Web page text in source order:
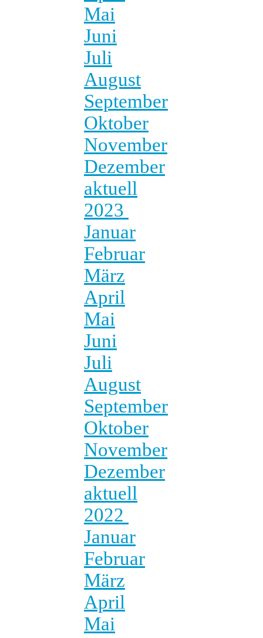
Mai
Juni
Juli
August
September
Oktober
November
Dezember
aktuell
2023
Januar
Februar
März
April
Mai
Juni
Juli
August
September
Oktober
November
Dezember
aktuell
2022
Januar
Februar
März
April
Mai